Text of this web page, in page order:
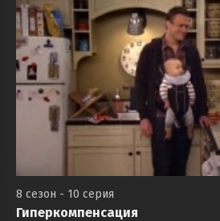
8 сезон - 10 серия
Гиперкомпенсация